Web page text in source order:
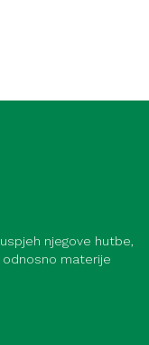
njegove hutbe,
materije